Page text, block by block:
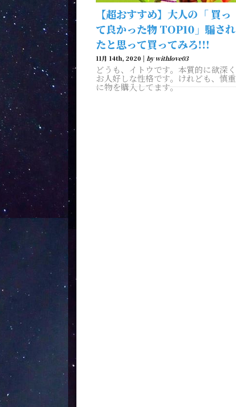
【超おすすめ】大人の「 買っ
て良かった物 TOP10」騙され
たと思って買ってみろ!!!
11月 14th, 2020 | by withlove03
どうも、イトウです。本質的に欲深く
お人好しな性格です。けれども、慎重
に物を購入してます。